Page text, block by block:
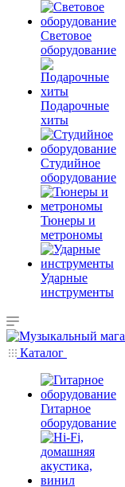
Световое
оборудование
Подарочные
хиты
Студийное
оборудование
Тюнеры и
метрономы
Ударные
инструменты
Каталог
Гитарное
оборудование